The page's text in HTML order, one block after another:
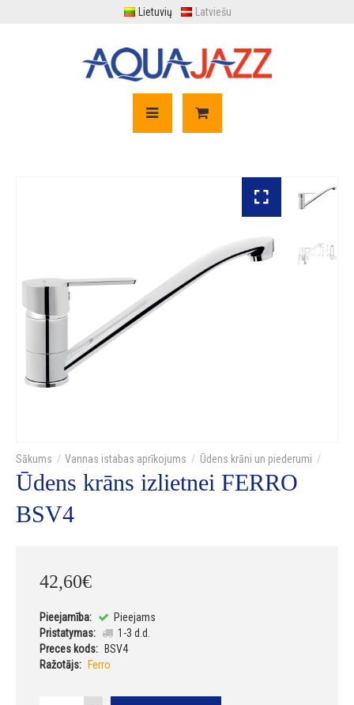
Lietuvių Latviešu
Vannas istabas aprīkojums Ūdens krāni un piederumi
Ūdens krāns izlietnei FERRO
BSV4
42,60€
Pieejamība:
Pieejams
Pristatymas:
1-3 d.d.
Preces kods:
BSV4
Ražotājs:
Ferro